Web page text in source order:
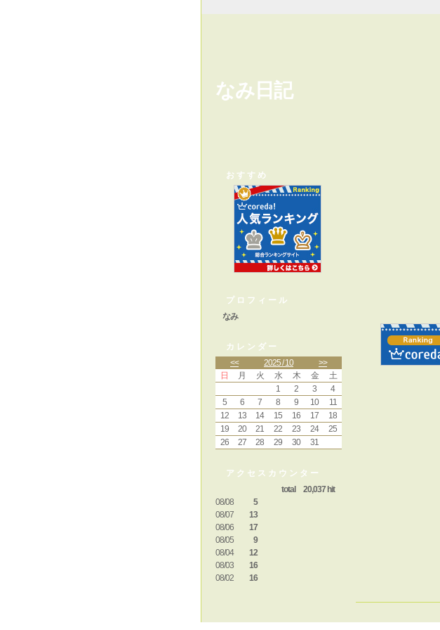
なみ日記
おすすめ
プロフィール
なみ
カレンダー
<<
2025 / 10
>>
日
月 火 水 木 金
土
1
2 3
4
5
6 7 8 9 10
11
12
13 14 15 16 17
18
19
20 21 22 23 24
25
26
27 28 29 30 31
アクセスカウンター
total 20,037 hit
08/08
5
08/07
13
08/06
17
08/05
9
08/04
12
08/03
16
08/02
16